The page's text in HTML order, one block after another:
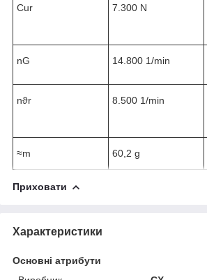
Cur 7.300 N
nG 14.800 1/min
nϑr 8.500 1/min
≈m 60,2 g
Приховати
Характеристики
Основні атрибути